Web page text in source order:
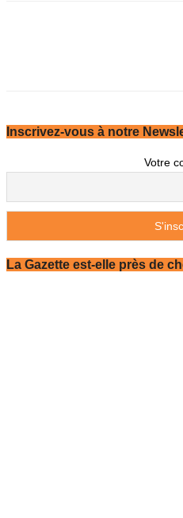
Inscrivez-vous à notre
Votre
La Gazette est-elle près de